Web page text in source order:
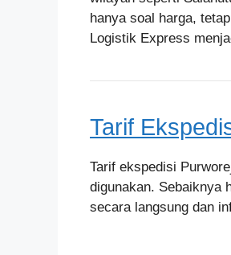
hanya soal harga,
Logistik Express
Tarif
Tarif ekspedisi
digunakan. Sebaiknya
secara langsung dan